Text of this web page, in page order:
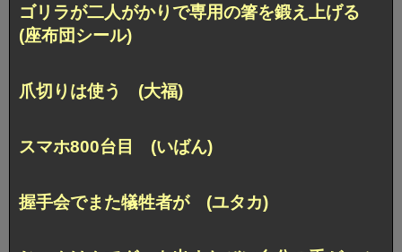
ゴリラが二人がかりで専用の箸を鍛え上げる
(座布団シール)
爪切りは使う (大福)
スマホ800台目 (いばん)
握手会でまた犠牲者が (ユタカ)